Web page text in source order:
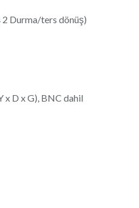
Durma/ters dönüş)
x D x G), BNC dahil